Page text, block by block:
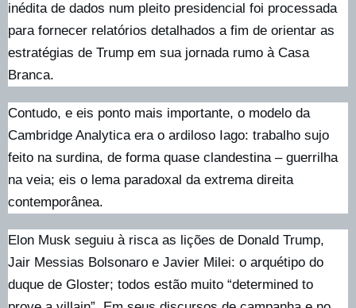
inédita de dados num pleito presidencial foi processada
para fornecer relatórios detalhados a fim de orientar as
estratégias de Trump em sua jornada rumo à Casa
Branca.
Contudo, e eis ponto mais importante, o modelo da
Cambridge Analytica era o ardiloso Iago: trabalho sujo
feito na surdina, de forma quase clandestina – guerrilha
na veia; eis o lema paradoxal da extrema direita
contemporânea.
Elon Musk seguiu à risca as lições de Donald Trump,
Jair Messias Bolsonaro e Javier Milei: o arquétipo do
duque de Gloster; todos estão muito “determined to